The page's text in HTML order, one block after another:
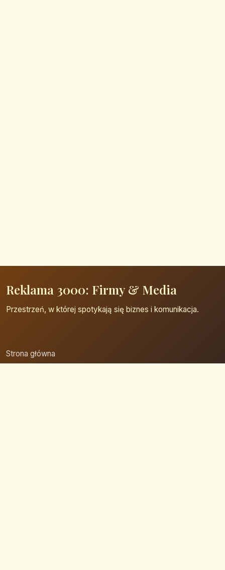
Reklama 3000: Firmy & Media
Przestrzeń, w której spotykają się biznes i komunikacja.
Strona główna